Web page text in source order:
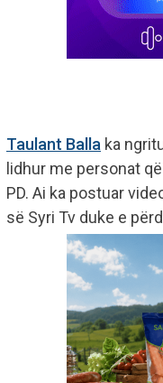
Taulant Balla ka
lidhur me personat
PD. Ai ka postuar
së Syri Tv duke e